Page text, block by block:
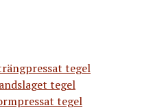
tegel
tegel
tegel